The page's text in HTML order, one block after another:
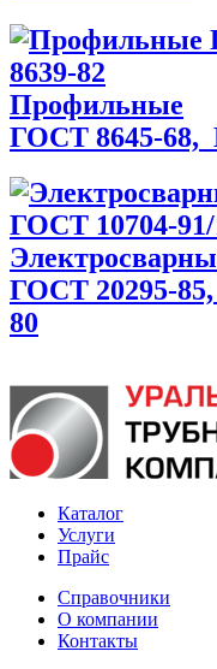
Профильные
ГОСТ 8645-68,
ГОСТ 20295-85,
80
Каталог
Услуги
Прайс
Справочники
О компании
Контакты